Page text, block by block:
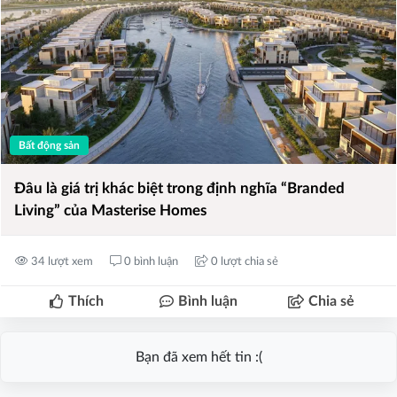
Bất động sản
Đâu là giá trị khác biệt trong định nghĩa “Branded
Living” của Masterise Homes
34 lượt xem 0 bình luận 0 lượt chia sẻ
Thích Bình luận Chia sẻ
Bạn đã xem hết tin :(